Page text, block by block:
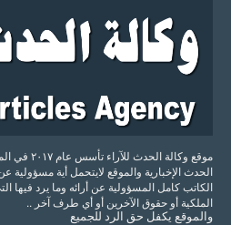
موقع
الحدث الإخبارية والموقع لايتحمل أية مسؤولية
الكاتب كامل المسؤولية عن أرائه وما يرد فيها
الملكية أو حقوق الآخرين أو أي طرف آخر ..
والموقع يكفل حق الرد للجميع